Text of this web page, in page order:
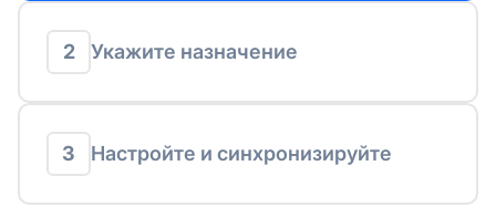
2 Укажите назначение
3 Настройте и синхронизируйте